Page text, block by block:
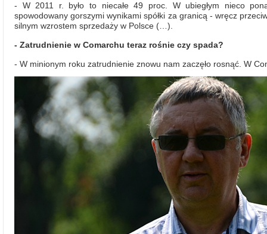
- W 2011 r. było to niecałe 49 proc. W ubiegłym nieco
spowodowany gorszymi wynikami spółki za granicą - wręcz
silnym wzrostem sprzedaży w Polsce (…).
- Zatrudnienie w Comarchu teraz rośnie czy spada?
- W minionym roku zatrudnienie znowu nam zaczęło rosnąć. W